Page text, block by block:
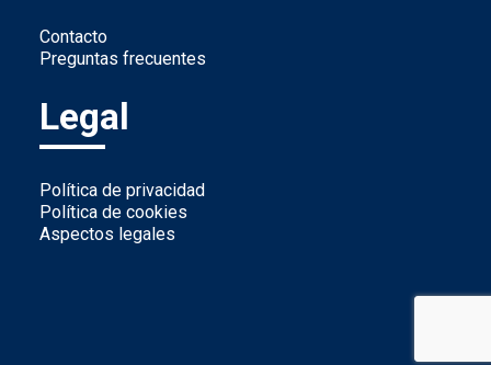
Contacto
Preguntas frecuentes
Legal
Política de privacidad
Política de cookies
Aspectos legales